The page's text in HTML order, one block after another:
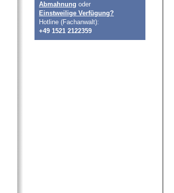
Abmahnung oder
Einstweilige Verfügung?
Hotline (Fachanwalt):
+49 1521 2122359